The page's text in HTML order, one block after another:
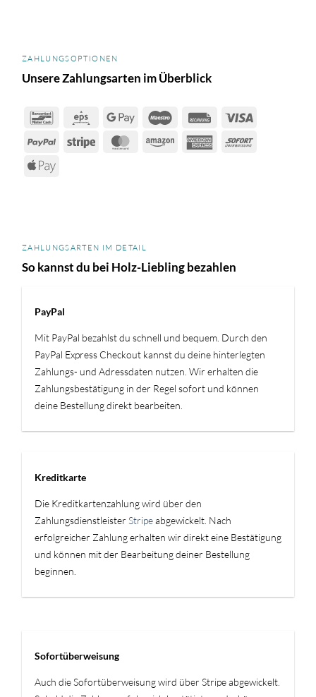
ZAHLUNGSOPTIONEN
Unsere Zahlungsarten im Überblick
Bancontact Eps
Google
Maestro Rechung
PayPal Stripe MasterCardAmazon
AmericanSofort
Apple
ZAHLUNGSARTEN IM DETAIL
So kannst du bei Holz-Liebling bezahlen
PayPal
Mit PayPal bezahlst du schnell und bequem. Durch den
PayPal Express Checkout kannst du deine hinterlegten
Zahlungs- und Adressdaten nutzen. Wir erhalten die
Zahlungsbestätigung in der Regel sofort und können
deine Bestellung direkt bearbeiten.
Kreditkarte
Die Kreditkartenzahlung wird über den
Zahlungsdienstleister Stripeabgewickelt. Nach
erfolgreicher Zahlung erhalten wir direkt eine Bestätigung
und können mit der Bearbeitung deiner Bestellung
beginnen.
Sofortüberweisung
Auch die Sofortüberweisung wird über Stripe abgewickelt.